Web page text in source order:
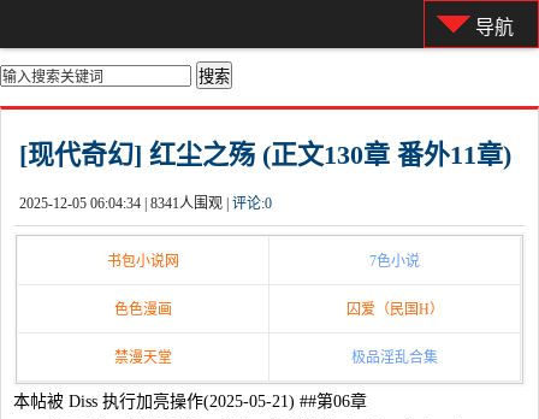
导航
你的位置： 首页>都市激情
[现代奇幻] 红尘之殇 (正文130章 番外11章)
2025-12-05 06:04:34 | 8341人围观 | 评论:0
书包小说网 7色小说
色色漫画 囚爱（民国H）
禁漫天堂 极品淫乱合集
本帖被 Diss 执行加亮操作(2025-05-21) ##第06章